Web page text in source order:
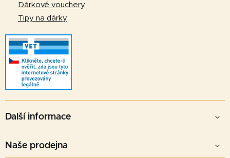
Dárkové vouchery
Tipy na dárky
Další informace
Naše prodejna